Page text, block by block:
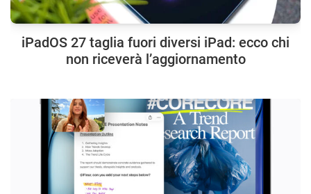
iPadOS 27 taglia fuori diversi iPad: ecco chi
non riceverà l’aggiornamento